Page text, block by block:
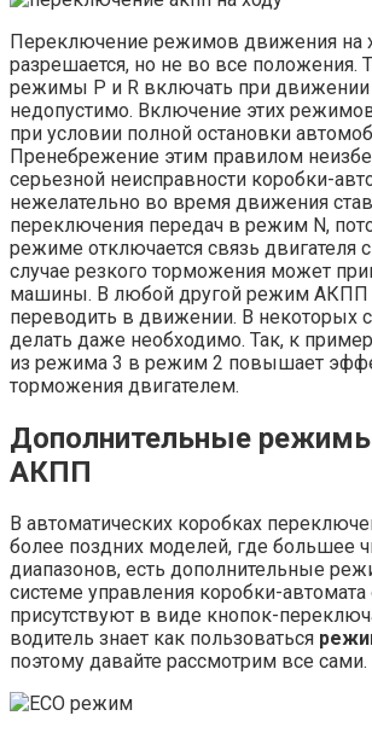
Переключение режимов движения на
разрешается, но не во все положения.
режимы P и R включать при
недопустимо. Включение этих
при условии полной остановки
Пренебрежение этим правилом
серьезной неисправности коробки-
нежелательно во время движения
переключения передач в режим N,
режиме отключается связь двигателя
случае резкого торможения может
машины. В любой другой режим
переводить в движении. В некоторых
делать даже необходимо. Так, к
из режима 3 в режим 2 повышает
торможения двигателем.
Дополнительные
АКПП
В автоматических коробках
более поздних моделей, где большее
диапазонов, есть дополнительные
системе управления коробки-автомата
присутствуют в виде кнопок-
водитель знает как пользоваться
поэтому давайте рассмотрим все сами.